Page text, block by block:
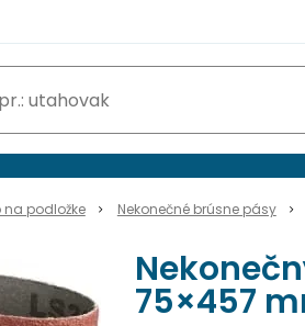
na podložke Nekonečné brúsne pásy
75×457